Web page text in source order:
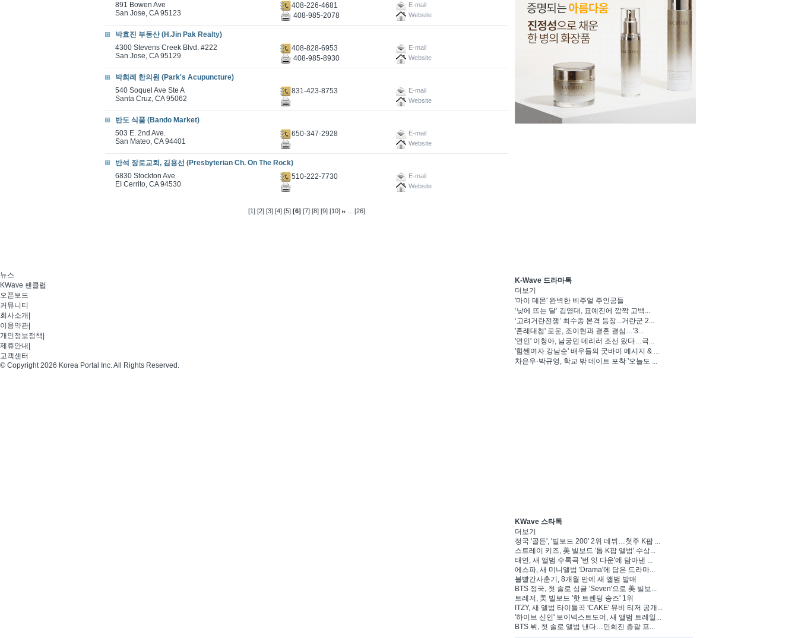
891 Bowen Ave
San Jose, CA 95123
408-226-4681 E-mail
408-985-2078 Website
박효진 부동산 (H.Jin Pak Realty)
4300 Stevens Creek Blvd. #222
San Jose, CA 95129
408-828-6953 E-mail
408-985-8930 Website
박희례 한의원 (Park's Acupuncture)
540 Soquel Ave Ste A
Santa Cruz, CA 95062
831-423-8753
E-mail
Website
반도 식품 (Bando Market)
503 E. 2nd Ave.
San Mateo, CA 94401
650-347-2928
E-mail
Website
반석 장로교회, 김용선 (Presbyterian Ch. On The Rock)
6830 Stockton Ave
EI Cerrito, CA 94530
510-222-7730
E-mail
Website
[1] [2] [3] [4] [5] [6] [7] [8] [9] [10] ... [26]
K-Wave 드라마톡
더보기
'마이 데몬' 완벽한 비주얼 주인공들
‘낮에 뜨는 달’ 김영대, 표예진에 깜짝 고백...
‘고려거란전쟁’ 최수종 본격 등장...거란군 2...
'혼례대첩' 로운, 조이현과 결혼 결심…'3...
'연인' 이청아, 남궁민 데리러 조선 왔다…극...
'힘쎈여자 강남순' 배우들의 굿바이 메시지 & ...
차은우·박규영, 학교 밖 데이트 포착 '오늘도 ...
KWave 스타톡
더보기
정국 '골든', '빌보드 200' 2위 데뷔…첫주 K팝 ...
스트레이 키즈, 美 빌보드 '톱 K팝 앨범' 수상...
태연, 새 앨범 수록곡 '번 잇 다운'에 담아낸 ...
에스파, 새 미니앨범 'Drama'에 담은 드라마...
볼빨간사춘기, 8개월 만에 새 앨범 발매
BTS 정국, 첫 솔로 싱글 'Seven'으로 美 빌보...
트레저, 美 빌보드 '핫 트렌딩 송즈' 1위
ITZY, 새 앨범 타이틀곡 'CAKE' 뮤비 티저 공개...
'하이브 신인' 보이넥스트도어, 새 앨범 트레일...
BTS 뷔, 첫 솔로 앨범 낸다…민희진 총괄 프...
뉴스
KWave 팬클럽
오픈보드
커뮤니티
회사소개
이용약관
개인정보정책
제휴안내
고객센터
© Copyright 2026 Korea Portal Inc. All Rights Reserved.